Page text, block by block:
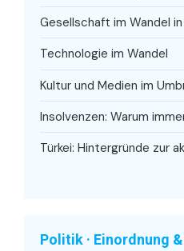
Gesellschaft im Wandel
Technologie im Wandel
Kultur und Medien im
Insolvenzen: Warum
Türkei: Hintergründe zur
Politik · Einordnung